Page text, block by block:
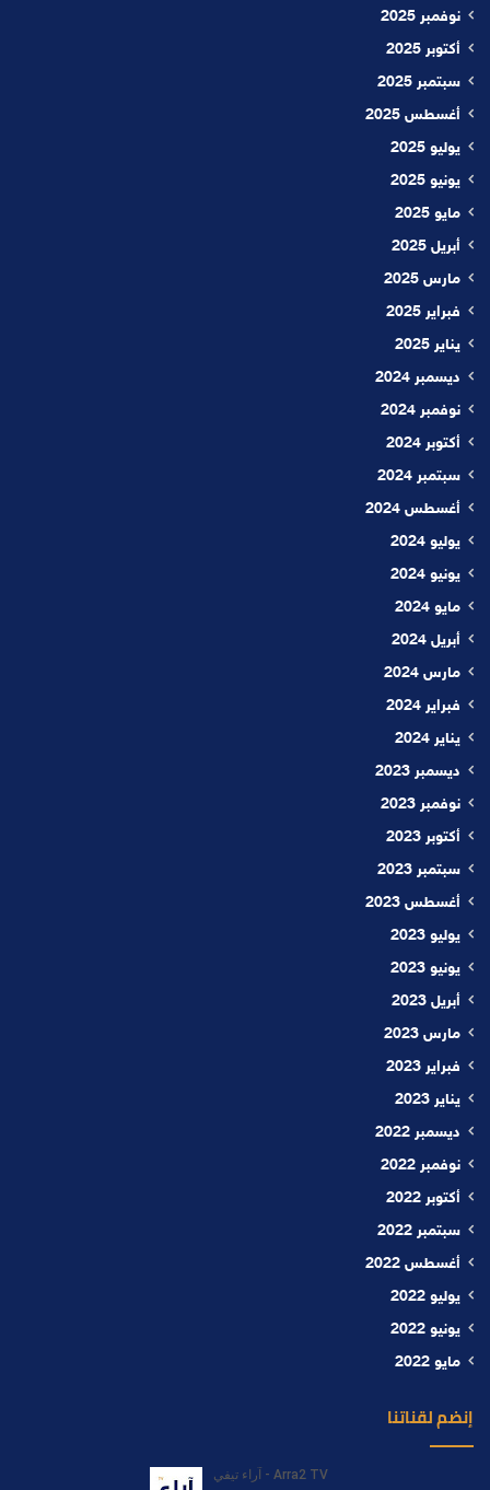
نوفمبر 2025
أكتوبر 2025
سبتمبر 2025
أغسطس 2025
يوليو 2025
يونيو 2025
مايو 2025
أبريل 2025
مارس 2025
فبراير 2025
يناير 2025
ديسمبر 2024
نوفمبر 2024
أكتوبر 2024
سبتمبر 2024
أغسطس 2024
يوليو 2024
يونيو 2024
مايو 2024
أبريل 2024
مارس 2024
فبراير 2024
يناير 2024
ديسمبر 2023
نوفمبر 2023
أكتوبر 2023
سبتمبر 2023
أغسطس 2023
يوليو 2023
يونيو 2023
أبريل 2023
مارس 2023
فبراير 2023
يناير 2023
ديسمبر 2022
نوفمبر 2022
أكتوبر 2022
سبتمبر 2022
أغسطس 2022
يوليو 2022
يونيو 2022
مايو 2022
إنضم لقناتنا